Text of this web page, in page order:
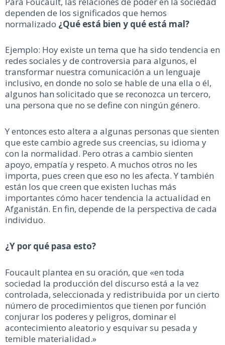
dependen de los significados que hemos
normalizado ¿Qué está bien y qué está mal?
Ejemplo: Hoy existe un tema que ha sido tendencia en
redes sociales y de controversia para algunos, el
transformar nuestra comunicación a un lenguaje
inclusivo, en donde no solo se hable de una ella o él,
algunos han solicitado que se reconozca un tercero,
una persona que no se define con ningún género.
Y entonces esto altera a algunas personas que sienten
que este cambio agrede sus creencias, su idioma y
con la normalidad. Pero otras a cambio sienten
apoyo, empatía y respeto. A muchos otros no les
importa, pues creen que eso no les afecta. Y también
están los que creen que existen luchas más
importantes cómo hacer tendencia la actualidad en
Afganistán. En fin, depende de la perspectiva de cada
individuo.
¿Y por qué pasa esto?
Foucault plantea en su oración, que «en toda
sociedad la producción del discurso está a la vez
controlada, seleccionada y redistribuida por un cierto
número de procedimientos que tienen por función
conjurar los poderes y peligros, dominar el
acontecimiento aleatorio y esquivar su pesada y
temible materialidad.»